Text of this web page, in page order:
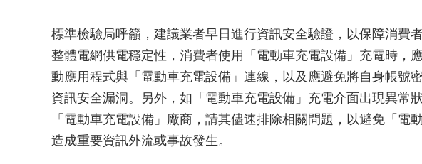
標準檢驗局呼籲，建議業者早日進行資訊安全驗證，以保障消費
整體電網供電穩定性，消費者使用「電動車充電設備」充電時，
動應用程式與「電動車充電設備」連線，以及應避免將自身帳號
資訊安全漏洞。另外，如「電動車充電設備」充電介面出現異常
「電動車充電設備」廠商，請其儘速排除相關問題，以避免「電
造成重要資訊外流或事故發生。